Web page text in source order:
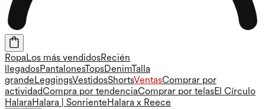
Ropa Los más vendidosRecién
llegadosPantalonesTopsDenimTalla
grande LeggingsVestidosShortsVentasComprar por
actividadCompra por tendenciaComprar por telasEl Círculo
Halara Halara | Sonriente Halara x Reece